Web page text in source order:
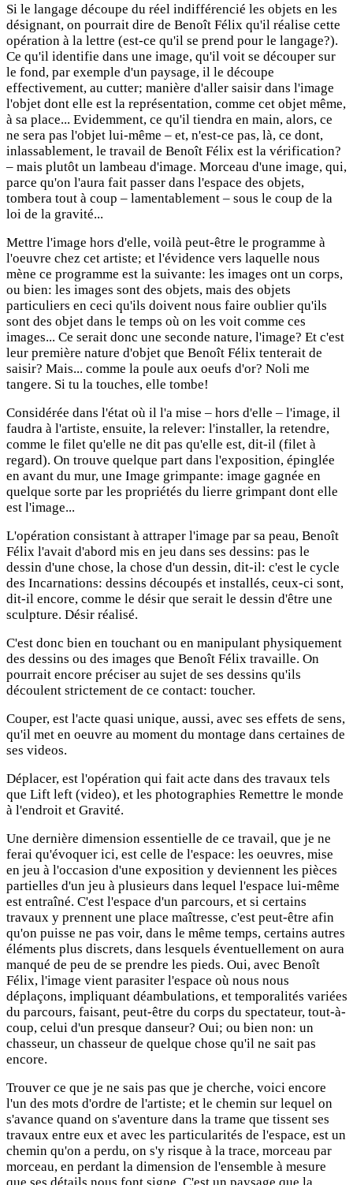
Si le langage découpe du réel indifférencié les objets en les
désignant, on pourrait dire de Benoît Félix qu'il réalise cette
opération à la lettre (est-ce qu'il se prend pour le langage?).
Ce qu'il identifie dans une image, qu'il voit se découper sur
le fond, par exemple d'un paysage, il le découpe
effectivement, au cutter; manière d'aller saisir dans l'image
l'objet dont elle est la représentation, comme cet objet même,
à sa place... Evidemment, ce qu'il tiendra en main, alors, ce
ne sera pas l'objet lui-même – et, n'est-ce pas, là, ce dont,
inlassablement, le travail de Benoît Félix est la vérification?
– mais plutôt un lambeau d'image. Morceau d'une image, qui,
parce qu'on l'aura fait passer dans l'espace des objets,
tombera tout à coup – lamentablement – sous le coup de la
loi de la gravité...
Mettre l'image hors d'elle, voilà peut-être le programme à
l'oeuvre chez cet artiste; et l'évidence vers laquelle nous
mène ce programme est la suivante: les images ont un corps,
ou bien: les images sont des objets, mais des objets
particuliers en ceci qu'ils doivent nous faire oublier qu'ils
sont des objet dans le temps où on les voit comme ces
images... Ce serait donc une seconde nature, l'image? Et c'est
leur première nature d'objet que Benoît Félix tenterait de
saisir? Mais... comme la poule aux oeufs d'or? Noli me
tangere. Si tu la touches, elle tombe!
Considérée dans l'état où il l'a mise – hors d'elle – l'image, il
faudra à l'artiste, ensuite, la relever: l'installer, la retendre,
comme le filet qu'elle ne dit pas qu'elle est, dit-il (filet à
regard). On trouve quelque part dans l'exposition, épinglée
en avant du mur, une Image grimpante: image gagnée en
quelque sorte par les propriétés du lierre grimpant dont elle
est l'image...
L'opération consistant à attraper l'image par sa peau, Benoît
Félix l'avait d'abord mis en jeu dans ses dessins: pas le
dessin d'une chose, la chose d'un dessin, dit-il: c'est le cycle
des Incarnations: dessins découpés et installés, ceux-ci sont,
dit-il encore, comme le désir que serait le dessin d'être une
sculpture. Désir réalisé.
C'est donc bien en touchant ou en manipulant physiquement
des dessins ou des images que Benoît Félix travaille. On
pourrait encore préciser au sujet de ses dessins qu'ils
découlent strictement de ce contact: toucher.
Couper, est l'acte quasi unique, aussi, avec ses effets de sens,
qu'il met en oeuvre au moment du montage dans certaines de
ses videos.
Déplacer, est l'opération qui fait acte dans des travaux tels
que Lift left (video), et les photographies Remettre le monde
à l'endroit et Gravité.
Une dernière dimension essentielle de ce travail, que je ne
ferai qu'évoquer ici, est celle de l'espace: les oeuvres, mise
en jeu à l'occasion d'une exposition y deviennent les pièces
partielles d'un jeu à plusieurs dans lequel l'espace lui-même
est entraîné. C'est l'espace d'un parcours, et si certains
travaux y prennent une place maîtresse, c'est peut-être afin
qu'on puisse ne pas voir, dans le même temps, certains autres
éléments plus discrets, dans lesquels éventuellement on aura
manqué de peu de se prendre les pieds. Oui, avec Benoît
Félix, l'image vient parasiter l'espace où nous nous
déplaçons, impliquant déambulations, et temporalités variées
du parcours, faisant, peut-être du corps du spectateur, tout-à-
coup, celui d'un presque danseur? Oui; ou bien non: un
chasseur, un chasseur de quelque chose qu'il ne sait pas
encore.
Trouver ce que je ne sais pas que je cherche, voici encore
l'un des mots d'ordre de l'artiste; et le chemin sur lequel on
s'avance quand on s'aventure dans la trame que tissent ses
travaux entre eux et avec les particularités de l'espace, est un
chemin qu'on a perdu, on s'y risque à la trace, morceau par
morceau, en perdant la dimension de l'ensemble à mesure